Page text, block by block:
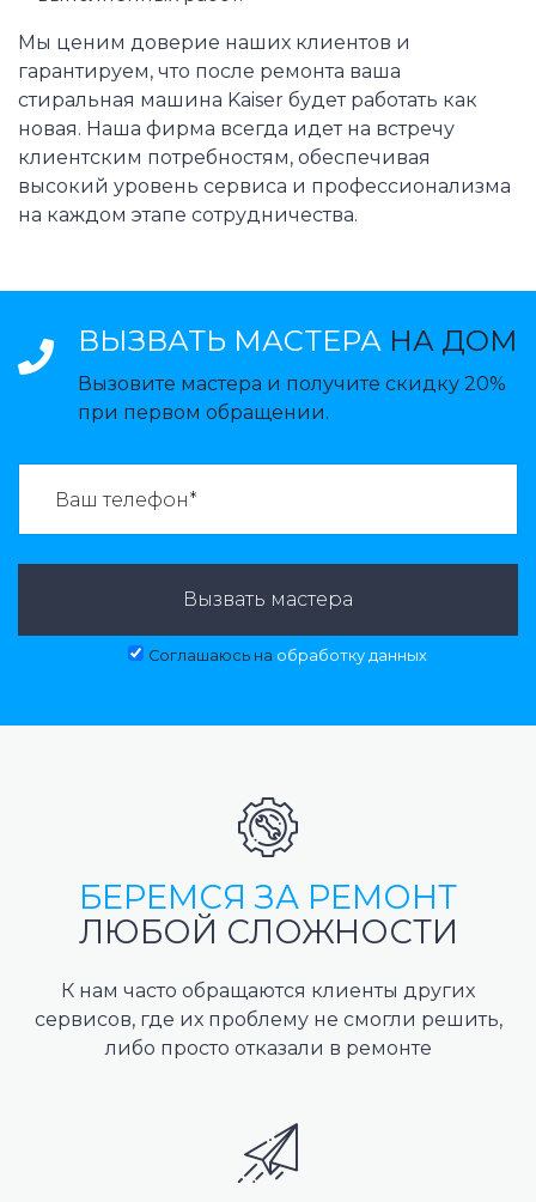
Мы ценим доверие наших клиентов и
гарантируем, что после ремонта ваша
стиральная машина Kaiser будет работать как
новая. Наша фирма всегда идет на встречу
клиентским потребностям, обеспечивая
высокий уровень сервиса и профессионализма
на каждом этапе сотрудничества.
ВЫЗВАТЬ МАСТЕРА НА ДОМ
Вызовите мастера и получите скидку 20%
при первом обращении.
Вызвать мастера
Соглашаюсь на обработку данных
БЕРЕМСЯ ЗА РЕМОНТ
ЛЮБОЙ СЛОЖНОСТИ
К нам часто обращаются клиенты других
сервисов, где их проблему не смогли решить,
либо просто отказали в ремонте